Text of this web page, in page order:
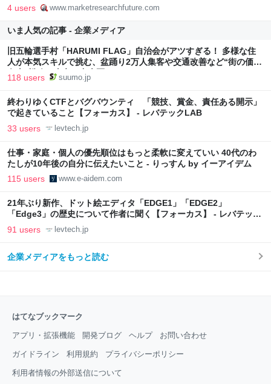
4 users www.marketresearchfuture.com
いま人気の記事 - 企業メディア
旧五輪選手村「HARUMI FLAG」自治会がアツすぎる！ 多様な住
人が本気スキルで挑む、盆踊り2万人集客や交通改善など“街の価値
向上”戦略 東京・中央区
118 users suumo.jp
終わりゆくCTFとバグバウンティ 「競技、賞金、責任ある開示」
で起きていること【フォーカス】 - レバテックLAB
33 users levtech.jp
仕事・家庭・個人の優先順位はもっと柔軟に変えていい 40代のわ
たしが10年後の自分に伝えたいこと - りっすん by イーアイデム
115 users www.e-aidem.com
21年ぶり新作、ドット絵エディタ「EDGE1」「EDGE2」
「Edge3」の歴史について作者に聞く【フォーカス】 - レバテック
LAB
91 users levtech.jp
企業メディアをもっと読む
はてなブックマーク
アプリ・拡張機能 開発ブログ ヘルプ お問い合わせ
ガイドライン 利用規約 プライバシーポリシー
利用者情報の外部送信について